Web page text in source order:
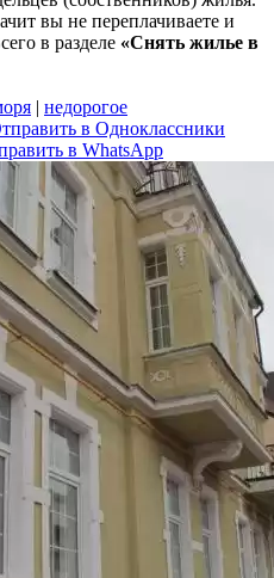
вы не переплачиваете и
в разделе «Снять жилье в
| недорогое